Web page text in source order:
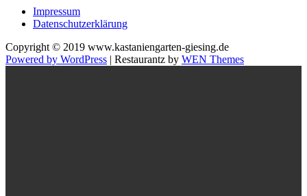
Impressum
Datenschutzerklärung
Copyright © 2019 www.kastaniengarten-giesing.de
Powered by WordPress | Restaurantz by WEN Themes